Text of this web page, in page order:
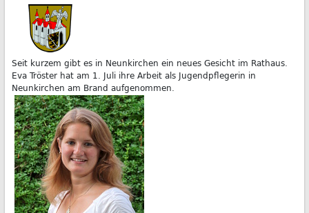
Seit kurzem gibt es in Neunkirchen ein neues Gesicht im Rathaus.
Eva Tröster hat am 1. Juli ihre Arbeit als Jugendpflegerin in
Neunkirchen am Brand aufgenommen.